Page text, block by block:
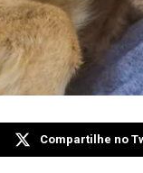
Compartilhe no